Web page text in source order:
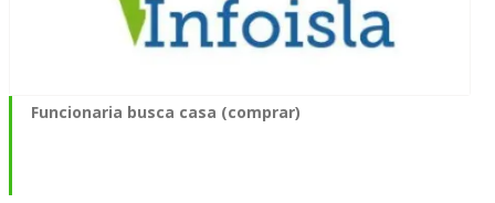
Funcionaria busca casa (comprar)